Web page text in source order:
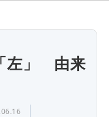
左」 由来